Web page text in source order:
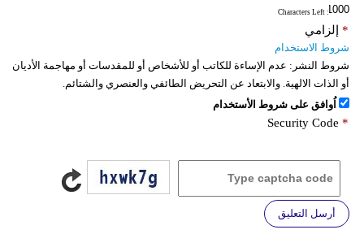
: Characters Left
إلزامي *
شروط الاستخدام
شروط النشر: عدم الإساءة للكاتب أو للأشخاص أو للمقدسات أو مهاجمة الأديان
أو الذات الالهية. والابتعاد عن التحريض الطائفي والعنصري والشتائم.
اُوافق على شروط الأستخدام
Security Code *
أرسل التعليق